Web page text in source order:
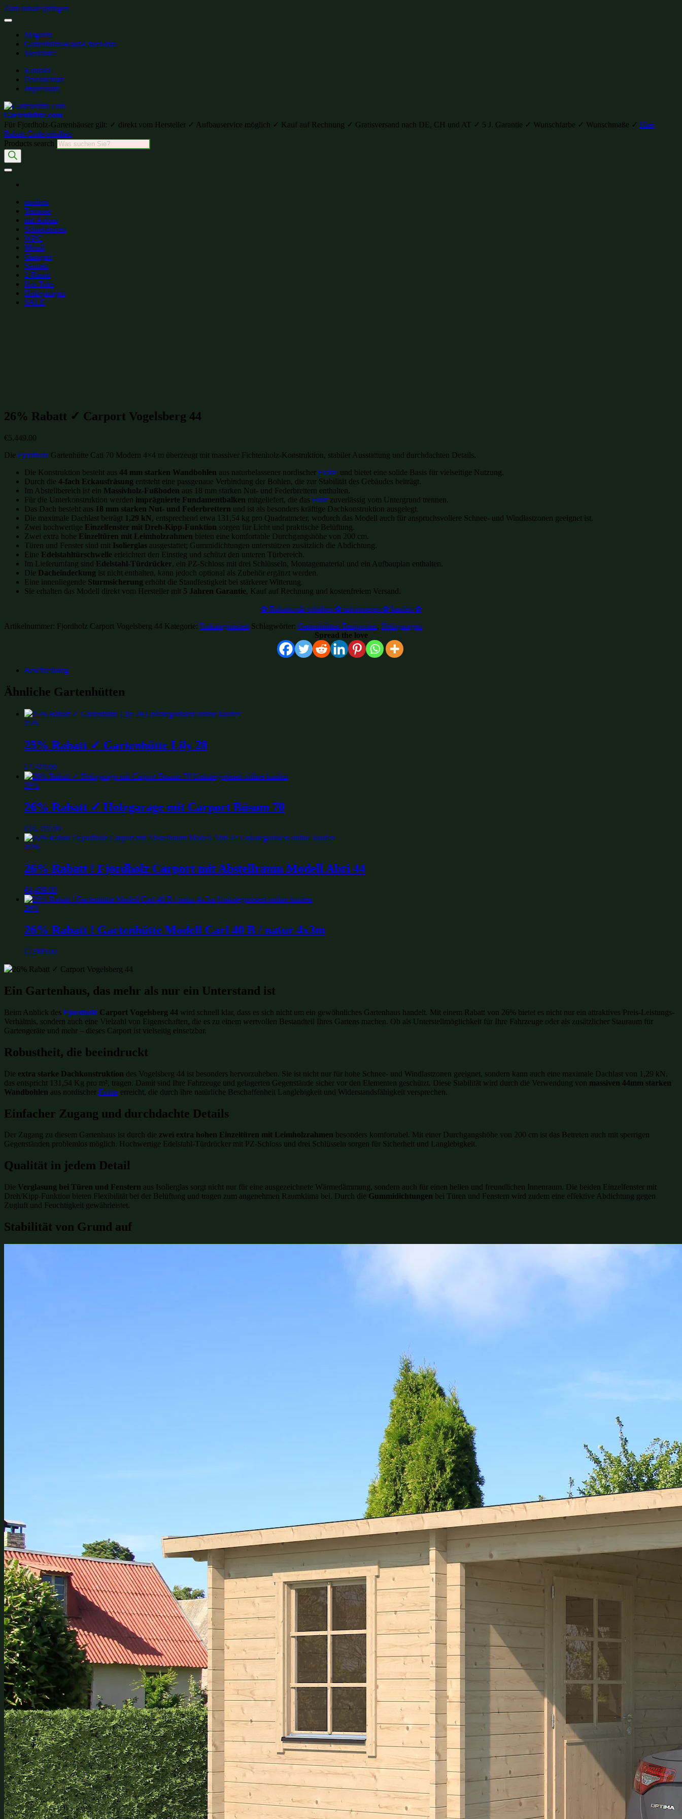
Zum Inhalt springen
Magazin
Gartenhütte-Kauf-Checkliste
Merkliste:
Kontakt
Datenschutz
Impressum
Gartenhütte.com
Für Fjordholz-Gartenhäuser gilt: ✓ direkt vom Hersteller ✓ Aufbauservice möglich ✓ Kauf auf Rechnung ✓ Gratisversand nach DE, CH und AT ✓ 5 J. Garantie ✓ Wunschfarbe ✓ Wunschmaße ✓ Hier
Rabatt-Code erhalten
Products search
modern
Terrasse
mit Anbau
Schiebetüren
WPC
Metall
Garagen
Saunen
2-Raum
Hot Tubs
Holzgaragen
SALE
26% Rabatt ✓ Carport Vogelsberg 44
€5,449.00
Die Fjordholz Gartenhütte Cati 70 Modern 4×4 m überzeugt mit massiver Fichtenholz-Konstruktion, stabiler Ausstattung und durchdachten Details.
Die Konstruktion besteht aus 44 mm starken Wandbohlen aus naturbelassener nordischer Fichte und bietet eine solide Basis für vielseitige Nutzung.
Durch die 4-fach Eckausfräsung entsteht eine passgenaue Verbindung der Bohlen, die zur Stabilität des Gebäudes beiträgt.
Im Abstellbereich ist ein Massivholz-Fußboden aus 18 mm starken Nut- und Federbrettern enthalten.
Für die Unterkonstruktion werden imprägnierte Fundamentbalken mitgeliefert, die das Holz zuverlässig vom Untergrund trennen.
Das Dach besteht aus 18 mm starken Nut- und Federbrettern und ist als besonders kräftige Dachkonstruktion ausgelegt.
Die maximale Dachlast beträgt 1,29 kN, entsprechend etwa 131,54 kg pro Quadratmeter, wodurch das Modell auch für anspruchsvollere Schnee- und Windlastzonen geeignet ist.
Zwei hochwertige Einzelfenster mit Dreh-Kipp-Funktion sorgen für Licht und praktische Belüftung.
Zwei extra hohe Einzeltüren mit Leimholzrahmen bieten eine komfortable Durchgangshöhe von 200 cm.
Türen und Fenster sind mit Isolierglas ausgestattet; Gummidichtungen unterstützen zusätzlich die Abdichtung.
Eine Edelstahltürschwelle erleichtert den Einstieg und schützt den unteren Türbereich.
Im Lieferumfang sind Edelstahl-Türdrücker, ein PZ-Schloss mit drei Schlüsseln, Montagematerial und ein Aufbauplan enthalten.
Die Dacheindeckung ist nicht enthalten, kann jedoch optional als Zubehör ergänzt werden.
Eine innenliegende Sturmsicherung erhöht die Standfestigkeit bei stärkerer Witterung.
Sie erhalten das Modell direkt vom Hersteller mit 5 Jahren Garantie, Kauf auf Rechnung und kostenfreiem Versand.
✿ Rabattcode erhalten ✿ informieren ✿ kaufen ✿
Artikelnummer: Fjordholz Carport Vogelsberg 44 Kategorie: Unkategorisiert Schlagwörter: Gartenhütten-Restposten, Holzgaragen
Spread the love
Beschreibung
Ähnliche Gartenhütten
25%
25% Rabatt ✓ Gartenhütte Lily 28
€2,319.00
26%
26% Rabatt ✓ Holzgarage mit Carport Büsum 70
€10,319.00
26%
26% Rabatt ! Fjordholz Carport mit Abstellraum Modell Abri 44
€4,439.00
26%
26% Rabatt ! Gartenhütte Modell Carl 40 B / natur 4x3m
€7,909.00
Ein Gartenhaus, das mehr als nur ein Unterstand ist
Beim Anblick des Fjordholz Carport Vogelsberg 44 wird schnell klar, dass es sich nicht um ein gewöhnliches Gartenhaus handelt. Mit einem Rabatt von 26% bietet es nicht nur ein attraktives Preis-Leistungs-
Verhältnis, sondern auch eine Vielzahl von Eigenschaften, die es zu einem wertvollen Bestandteil Ihres Gartens machen. Ob als Unterstellmöglichkeit für Ihre Fahrzeuge oder als zusätzlicher Stauraum für
Gartengeräte und mehr – dieses Carport ist vielseitig einsetzbar.
Robustheit, die beeindruckt
Die extra starke Dachkonstruktion des Vogelsberg 44 ist besonders hervorzuheben. Sie ist nicht nur für hohe Schnee- und Windlastzonen geeignet, sondern kann auch eine maximale Dachlast von 1,29 kN,
das entspricht 131,54 Kg pro m², tragen. Damit sind Ihre Fahrzeuge und gelagerten Gegenstände sicher vor den Elementen geschützt. Diese Stabilität wird durch die Verwendung von massiven 44mm starken
Wandbohlen aus nordischer Fichte erreicht, die durch ihre natürliche Beschaffenheit Langlebigkeit und Widerstandsfähigkeit versprechen.
Einfacher Zugang und durchdachte Details
Der Zugang zu diesem Gartenhaus ist durch die zwei extra hohen Einzeltüren mit Leimholzrahmen besonders komfortabel. Mit einer Durchgangshöhe von 200 cm ist das Betreten auch mit sperrigen
Gegenständen problemlos möglich. Hochwertige Edelstahl-Türdrücker mit PZ-Schloss und drei Schlüsseln sorgen für Sicherheit und Langlebigkeit.
Qualität in jedem Detail
Die Verglasung bei Türen und Fenstern aus Isolierglas sorgt nicht nur für eine ausgezeichnete Wärmedämmung, sondern auch für einen hellen und freundlichen Innenraum. Die beiden Einzelfenster mit
Dreh/Kipp-Funktion bieten Flexibilität bei der Belüftung und tragen zum angenehmen Raumklima bei. Durch die Gummidichtungen bei Türen und Fenstern wird zudem eine effektive Abdichtung gegen
Zugluft und Feuchtigkeit gewährleistet.
Stabilität von Grund auf